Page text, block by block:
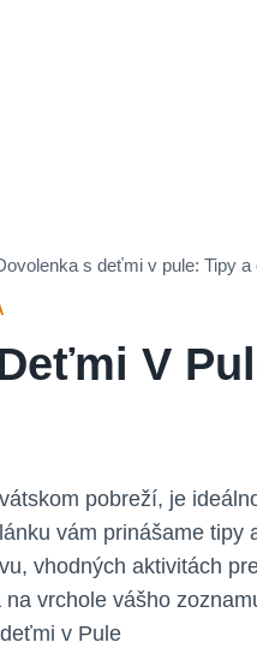
s deťmi v pule: Tipy a
V
pobreží, je
vám prinášame tipy
vhodných aktivitách
vrchole vášho